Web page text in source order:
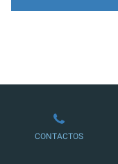
LOJA DE
CONTACTOS